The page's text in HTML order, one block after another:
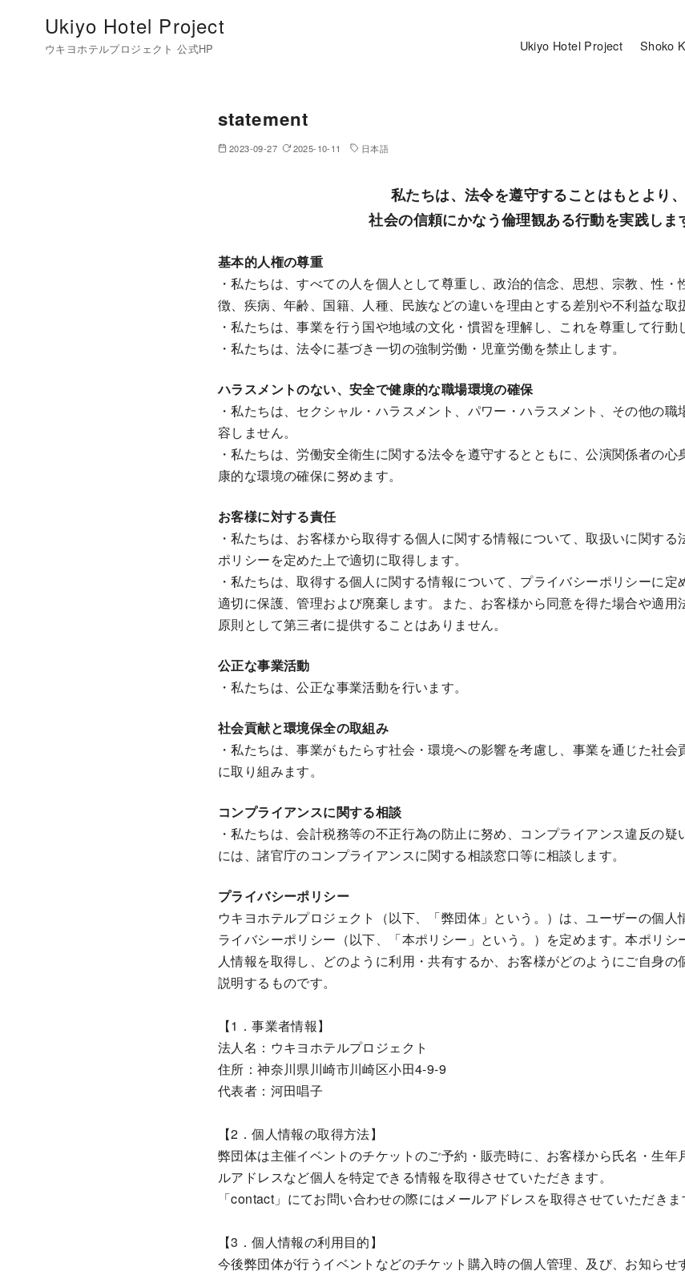
Ukiyo Hotel Project
ウキヨホテルプロジェクト 公式HP Ukiyo Hotel Project Shoko
statement
2023-09-27 2025-10-11 日本語
私たちは、法令を遵守することはもとより、
社会の信頼にかなう倫理観ある行動を実践しま
基本的人権の尊重
・私たちは、すべての人を個人として尊重し、政治的信念、思想、宗教、性
徴、疾病、年齢、国籍、人種、民族などの違いを理由とする差別や不利益な取
・私たちは、事業を行う国や地域の文化・慣習を理解し、これを尊重して行動
・私たちは、法令に基づき一切の強制労働・児童労働を禁止します。
ハラスメントのない、安全で健康的な職場環境の確保
・私たちは、セクシャル・ハラスメント、パワー・ハラスメント、その他の
容しません。
・私たちは、労働安全衛生に関する法令を遵守するとともに、公演関係者の
康的な環境の確保に努めます。
お客様に対する責任
・私たちは、お客様から取得する個人に関する情報について、取扱いに関す
ポリシーを定めた上で適切に取得します。
・私たちは、取得する個人に関する情報について、プライバシーポリシーに定
適切に保護、管理および廃棄します。また、お客様から同意を得た場合や適用
原則として第三者に提供することはありません。
公正な事業活動
・私たちは、公正な事業活動を行います。
社会貢献と環境保全の取組み
・私たちは、事業がもたらす社会・環境への影響を考慮し、事業を通じた社
に取り組みます。
コンプライアンスに関する相談
・私たちは、会計税務等の不正行為の防止に努め、コンプライアンス違反の
には、諸官庁のコンプライアンスに関する相談窓口等に相談します。
プライバシーポリシー
ウキヨホテルプロジェクト（以下、「弊団体」という。）は、ユーザーの個
ライバシーポリシー（以下、「本ポリシー」という。）を定めます。本ポリシ
人情報を取得し、どのように利用・共有するか、お客様がどのようにご自身
説明するものです。
【1．事業者情報】
法人名：ウキヨホテルプロジェクト
住所：神奈川県川崎市川崎区小田4-9-9
代表者：河田唱子
【2．個人情報の取得方法】
弊団体は主催イベントのチケットのご予約・販売時に、お客様から氏名・生年
ルアドレスなど個人を特定できる情報を取得させていただきます。
「contact」にてお問い合わせの際にはメールアドレスを取得させていただきま
【3．個人情報の利用目的】
今後弊団体が行うイベントなどのチケット購入時の個人管理、及び、お知らせ